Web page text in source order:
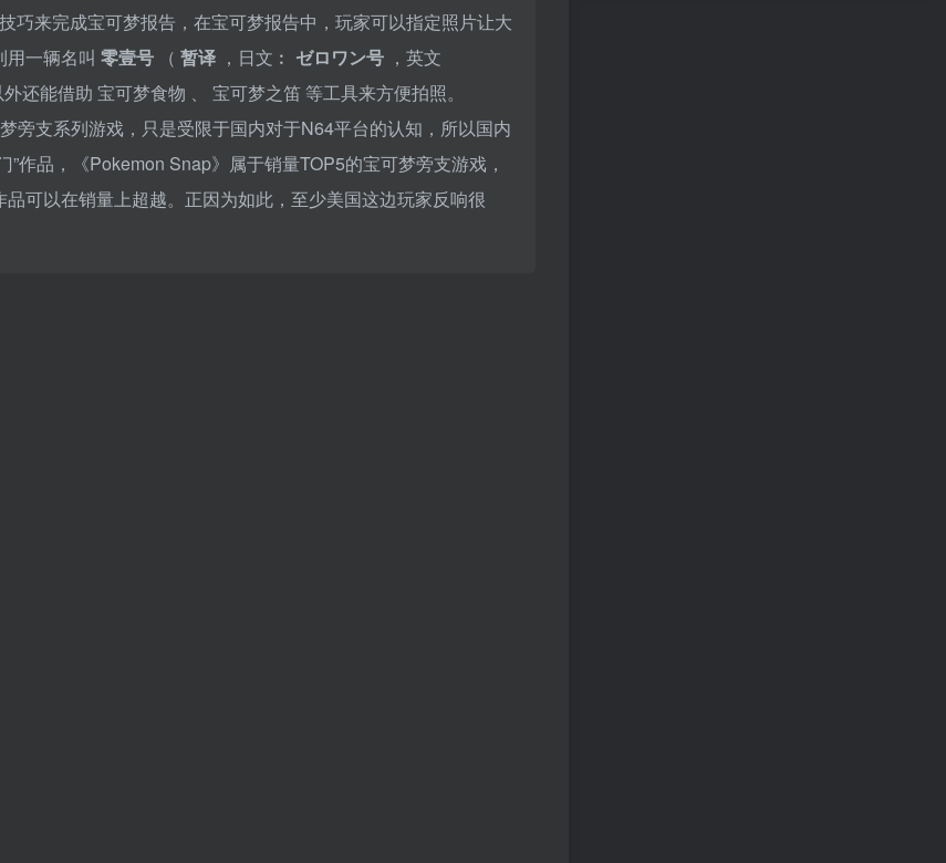
巧来完成宝可梦报告，在宝可梦报告中，玩家可以指定照片让大
用一辆名叫零壹号 （暂译 ，日文︰ ゼロワン号 ，英文
外还能借助宝可梦食物 、宝可梦之笛 等工具来方便拍照。
旁支系列游戏，只是受限于国内对于N64平台的认知，所以国内
作品，《Pokemon Snap》属于销量TOP5的宝可梦旁支游戏，
可以在销量上超越。正因为如此，至少美国这边玩家反响很